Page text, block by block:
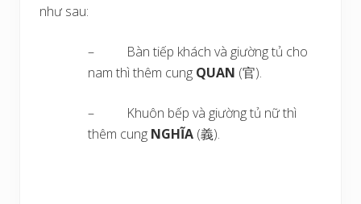
như sau:
– Bàn tiếp khách và giường tủ cho
nam thì thêm cung QUAN (官).
– Khuôn bếp và giường tủ nữ thì
thêm cung NGHĨA (義).